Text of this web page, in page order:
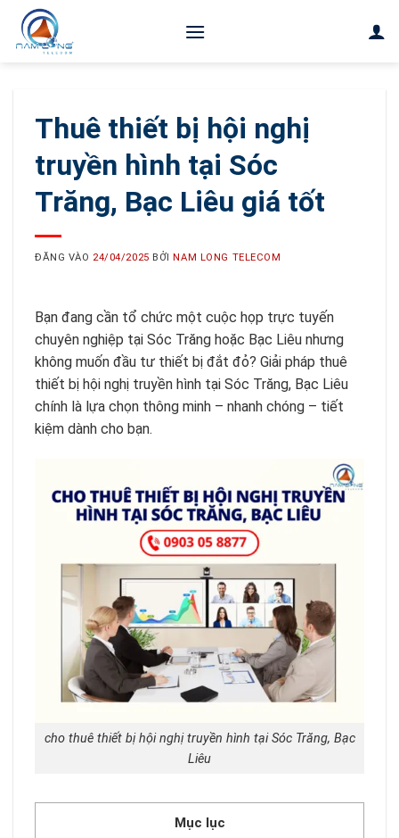
nội
Thuê thiết bị hội nghị
truyền hình tại Sóc
Trăng, Bạc Liêu giá tốt
ĐĂNG VÀO 24/04/2025 BỞINAM LONG TELECOM
Bạn đang cần tổ chức một cuộc họp trực tuyến
chuyên nghiệp tại Sóc Trăng hoặc Bạc Liêu nhưng
không muốn đầu tư thiết bị đắt đỏ? Giải pháp thuê
thiết bị hội nghị truyền hình tại Sóc Trăng, Bạc Liêu
chính là lựa chọn thông minh – nhanh chóng – tiết
kiệm dành cho bạn.
cho thuê thiết bị hội nghị truyền hình tại Sóc Trăng, Bạc
Liêu
Mục lục